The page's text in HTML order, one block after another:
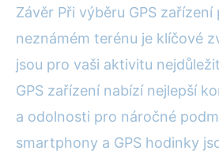
Závěr Při výběru GPS
neznámém terénu je klíčové
jsou pro vaši aktivitu
GPS zařízení nabízí nejlepší
a odolnosti pro náročné
smartphony a GPS hodinky